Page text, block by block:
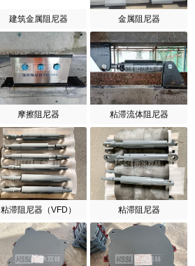
建筑金属阻尼器 金属阻尼器
摩擦阻尼器 粘滞流体阻尼器
粘滞阻尼器（VFD） 粘滞阻尼器